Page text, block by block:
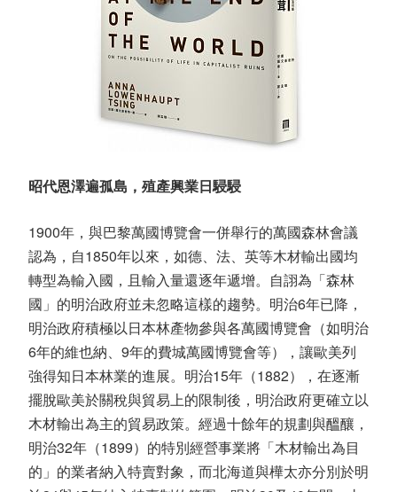
昭代恩澤遍孤島，殖產興業日駸駸
1900年，與巴黎萬國博覽會一併舉行的萬國森林會議
認為，自1850年以來，如德、法、英等木材輸出國均
轉型為輸入國，且輸入量還逐年遞增。自詡為「森林
國」的明治政府並未忽略這樣的趨勢。明治6年已降，
明治政府積極以日本林產物參與各萬國博覽會（如明治
6年的維也納、9年的費城萬國博覽會等），讓歐美列
強得知日本林業的進展。明治15年（1882），在逐漸
擺脫歐美於關稅與貿易上的限制後，明治政府更確立以
木材輸出為主的貿易政策。經過十餘年的規劃與醞釀，
明治32年（1899）的特別經營事業將「木材輸出為目
的」的業者納入特賣對象，而北海道與樺太亦分別於明